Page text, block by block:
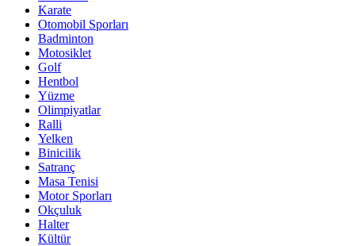
Karate
Otomobil Sporları
Badminton
Motosiklet
Golf
Hentbol
Yüzme
Olimpiyatlar
Ralli
Yelken
Binicilik
Satranç
Masa Tenisi
Motor Sporları
Okçuluk
Halter
Kültür